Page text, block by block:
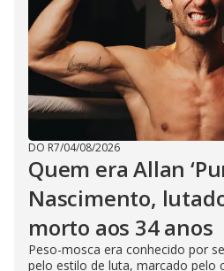
DO R7/04/08/2026
Quem era Allan
Nascimento,
morto aos 34 anos
Peso-mosca era conhecido por
pelo estilo de luta, marcado pelo